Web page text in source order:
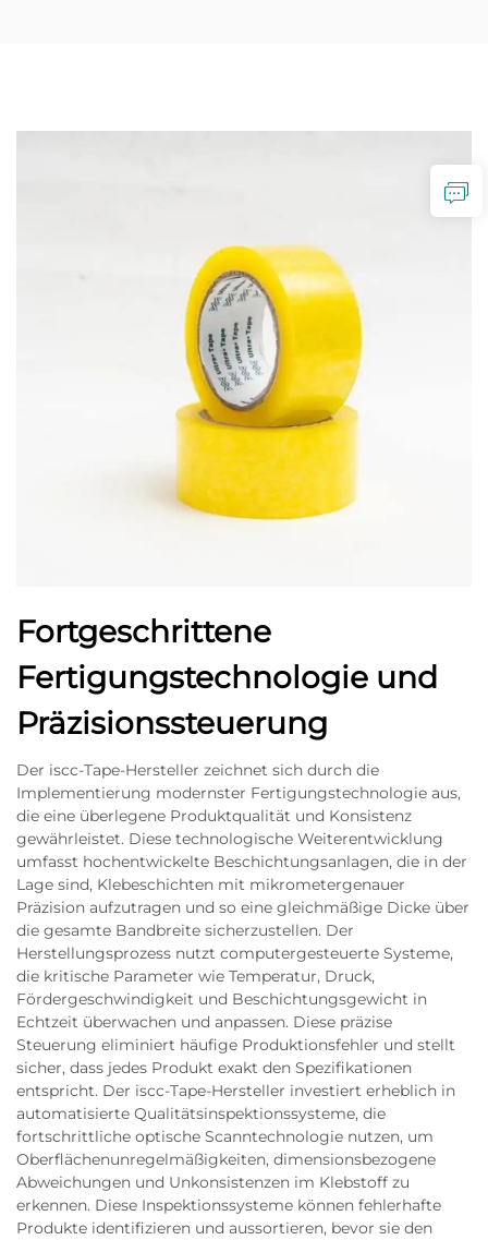
Fortgeschrittene
Fertigungstechnologie und
Präzisionssteuerung
Der iscc-Tape-Hersteller zeichnet sich durch die
Implementierung modernster Fertigungstechnologie aus,
die eine überlegene Produktqualität und Konsistenz
gewährleistet. Diese technologische Weiterentwicklung
umfasst hochentwickelte Beschichtungsanlagen, die in der
Lage sind, Klebeschichten mit mikrometergenauer
Präzision aufzutragen und so eine gleichmäßige Dicke über
die gesamte Bandbreite sicherzustellen. Der
Herstellungsprozess nutzt computergesteuerte Systeme,
die kritische Parameter wie Temperatur, Druck,
Fördergeschwindigkeit und Beschichtungsgewicht in
Echtzeit überwachen und anpassen. Diese präzise
Steuerung eliminiert häufige Produktionsfehler und stellt
sicher, dass jedes Produkt exakt den Spezifikationen
entspricht. Der iscc-Tape-Hersteller investiert erheblich in
automatisierte Qualitätsinspektionssysteme, die
fortschrittliche optische Scanntechnologie nutzen, um
Oberflächenunregelmäßigkeiten, dimensionsbezogene
Abweichungen und Unkonsistenzen im Klebstoff zu
erkennen. Diese Inspektionssysteme können fehlerhafte
Produkte identifizieren und aussortieren, bevor sie den